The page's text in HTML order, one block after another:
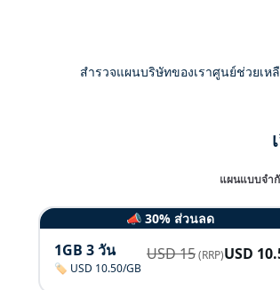
สำรวจแผนบริษัทของเราศูนย์ช่วยเห
แผนแบบจำ
📣 30% ส่วนลด
1GB 3 วัน
🏷️ USD 10.50/GB
USD15(RRP)USD